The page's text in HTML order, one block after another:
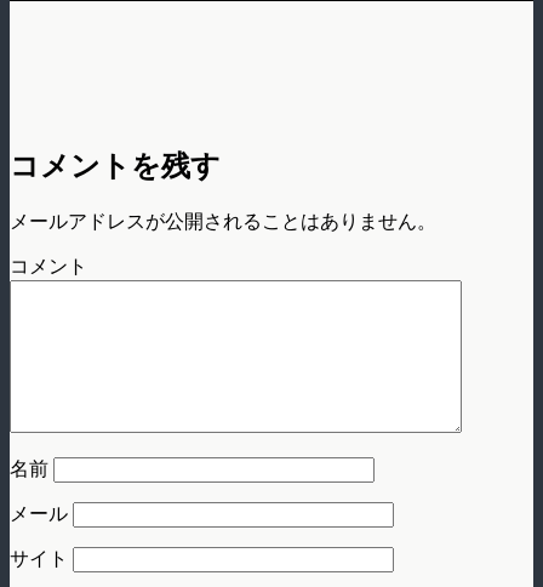
コメントを残す
メールアドレスが公開されることはありません。
コメント
名前
メール
サイト